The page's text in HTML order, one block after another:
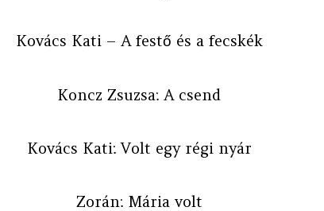
Kovács Kati – A festő és a fecskék
Koncz Zsuzsa: A csend
Kovács Kati: Volt egy régi nyár
Zorán: Mária volt